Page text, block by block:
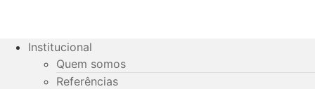
Institucional
Quem somos
Referências